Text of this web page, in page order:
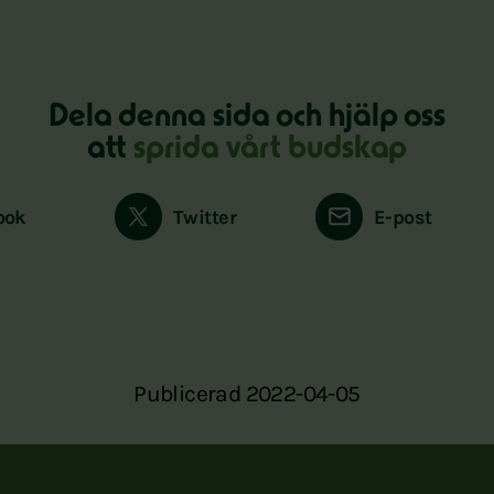
Dela denna sida och hjälp oss
att sprida vårt budskap
Twitter E-post
Publicerad 2022-04-05